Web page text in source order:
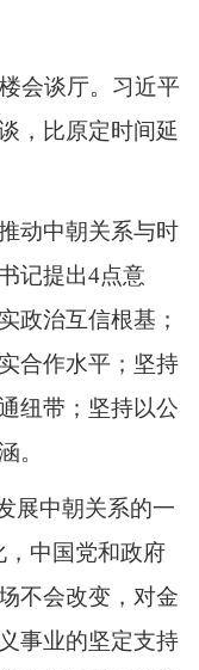
会谈厅。习近平
，比原定时间延
动中朝关系与时
记提出4点意
政治互信根基；
合作水平；坚持
纽带；坚持以公
。
展中朝关系的一
，中国党和政府
不会改变，对金
事业的坚定支持